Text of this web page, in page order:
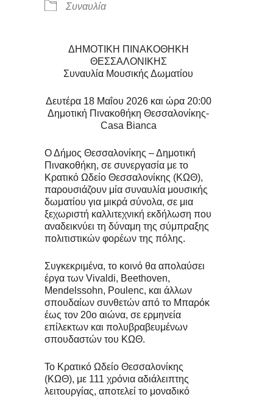
Συναυλία
ΔΗΜΟΤΙΚΗ ΠΙΝΑΚΟΘΗΚΗ
ΘΕΣΣΑΛΟΝΙΚΗΣ
Συναυλία Μουσικής Δωματίου
Δευτέρα 18 Μαΐου 2026 και ώρα 20:00
Δημοτική Πινακοθήκη Θεσσαλονίκης-
Casa Bianca
Ο Δήμος Θεσσαλονίκης – Δημοτική
Πινακοθήκη, σε συνεργασία με το
Κρατικό Ωδείο Θεσσαλονίκης (ΚΩΘ),
παρουσιάζουν μία συναυλία μουσικής
δωματίου για μικρά σύνολα, σε μια
ξεχωριστή καλλιτεχνική εκδήλωση που
αναδεικνύει τη δύναμη της σύμπραξης
πολιτιστικών φορέων της πόλης.
Συγκεκριμένα, το κοινό θα απολαύσει
έργα των Vivaldi, Beethoven,
Mendelssohn, Poulenc, και άλλων
σπουδαίων συνθετών από το Μπαρόκ
έως τον 20ο αιώνα, σε ερμηνεία
επίλεκτων και πολυβραβευμένων
σπουδαστών του ΚΩΘ.
Το Κρατικό Ωδείο Θεσσαλονίκης
(ΚΩΘ), με 111 χρόνια αδιάλειπτης
λειτουργίας, αποτελεί το μοναδικό